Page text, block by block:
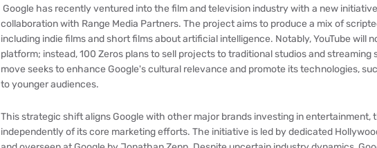
Google has recently ventured into the film and television industry with a new
collaboration with Range Media Partners. The project aims to produce a mix of
including indie films and short films about artificial intelligence. Notably, YouTube will
platform; instead, 100 Zeros plans to sell projects to traditional studios and streaming
move seeks to enhance Google's cultural relevance and promote its technologies,
to younger audiences.
This strategic shift aligns Google with other major brands investing in entertainment,
independently of its core marketing efforts. The initiative is led by dedicated